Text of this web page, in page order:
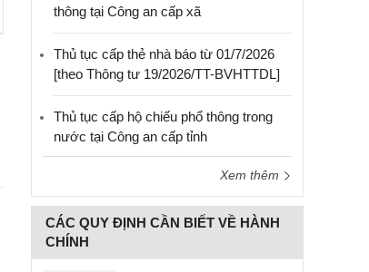
thông tại Công an cấp xã
Thủ tục cấp thẻ nhà báo từ 01/7/2026
[theo Thông tư 19/2026/TT-BVHTTDL]
Thủ tục cấp hộ chiếu phổ thông trong
nước tại Công an cấp tỉnh
Xem thêm
CÁC QUY ĐỊNH CẦN BIẾT VỀ HÀNH
CHÍNH